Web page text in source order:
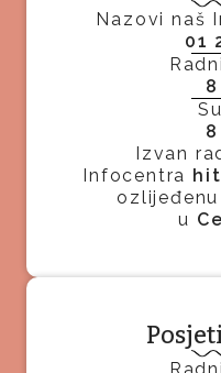
Nazovi naš
01
Izvan
Infocentra
u